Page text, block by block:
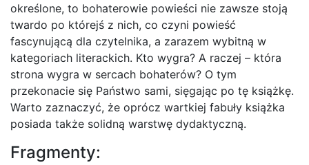
określone, to bohaterowie powieści nie zawsze stoją
twardo po którejś z nich, co czyni powieść
fascynującą dla czytelnika, a zarazem wybitną w
kategoriach literackich. Kto wygra? A raczej – która
strona wygra w sercach bohaterów? O tym
przekonacie się Państwo sami, sięgając po tę książkę.
Warto zaznaczyć, że oprócz wartkiej fabuły książka
posiada także solidną warstwę dydaktyczną.
Fragmenty: